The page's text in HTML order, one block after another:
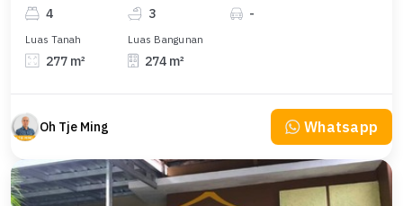
4 3 -
Luas Tanah
277 m²
Luas Bangunan
274 m²
Oh Tje Ming Whatsapp